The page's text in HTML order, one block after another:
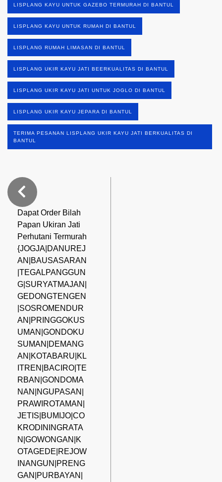
LISPLANG KAYU UNTUK GAZEBO TERMURAH DI BANTUL
LISPLANG KAYU UNTUK RUMAH DI BANTUL
LISPLANG RUMAH LIMASAN DI BANTUL
LISPLANG UKIR KAYU JATI BEERKUALITAS DI BANTUL
LISPLANG UKIR KAYU JATI UNTUK JOGLO DI BANTUL
LISPLANG UKIR KAYU JEPARA DI BANTUL
TERIMA PESANAN LISPLANG UKIR KAYU JATI BERKUALITAS DI
BANTUL
Dapat Order Bilah
Papan Ukiran Jati
Perhutani Termurah
{JOGJA|DANUREJ
AN|BAUSASARAN
|TEGALPANGGUN
G|SURYATMAJAN|
GEDONGTENGEN
|SOSROMENDUR
AN|PRINGGOKUS
UMAN|GONDOKU
SUMAN|DEMANG
AN|KOTABARU|KL
ITREN|BACIRO|TE
RBAN|GONDOMA
NAN|NGUPASAN|
PRAWIROTAMAN|
JETIS|BUMIJO|CO
KRODININGRATA
N|GOWONGAN|K
OTAGEDE|REJOW
INANGUN|PRENG
GAN|PURBAYAN|